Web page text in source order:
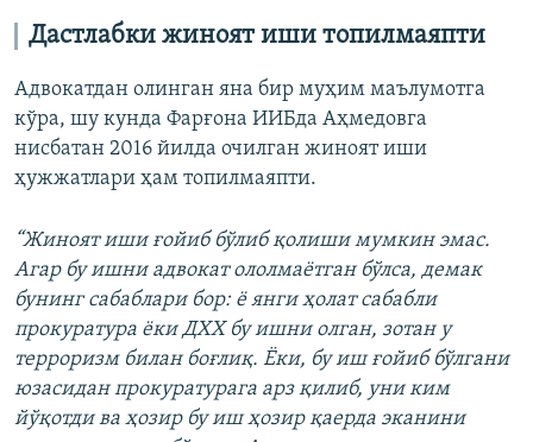
Дастлабки жиноят иши топилмаяпти
Адвокатдан олинган яна бир муҳим маълумотга
кўра, шу кунда Фарғона ИИБда Аҳмедовга
нисбатан 2016 йилда очилган жиноят иши
ҳужжатлари ҳам топилмаяпти.
“Жиноят иши ғойиб бўлиб қолиши мумкин эмас.
Агар бу ишни адвокат ололмаётган бўлса, демак
бунинг сабаблари бор: ё янги ҳолат сабабли
прокуратура ёки ДХХ бу ишни олган, зотан у
терроризм билан боғлиқ. Ёки, бу иш ғойиб бўлгани
юзасидан прокуратурага арз қилиб, уни ким
йўқотди ва ҳозир бу иш ҳозир қаерда эканини